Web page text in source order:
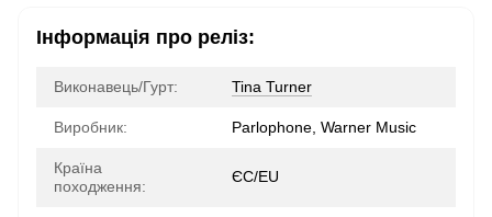
Інформація про реліз:
Виконавець/Гурт: Tina Turner
Виробник: Parlophone, Warner Music
Країна
походження:
ЄС/EU